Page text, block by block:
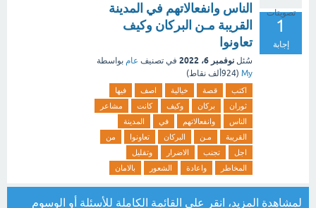
تصويتات
1
إجابة
الناس وانفعالاتهم في المدينة
القريبة مـن البركان وكيف
تعاونوا
سُئل نوفمبر 6، 2022 في تصنيف عام بواسطة
My
(924ألف نقاط)
اكتب قصة خيالية اصف
فيها
ثوران
بركان وكيف كانت
مشاعر
الناس
وانفعالاتهم في
المدينة
القريبة
مـن البركان تعاونوا
من
اجل
تجنب الاضرار
وتقليل
المخاطر
واعادة الشعور بالامان
لمشاهدة المزيد، انقر على القائمة الكاملة للأسئلة أو الوسوم